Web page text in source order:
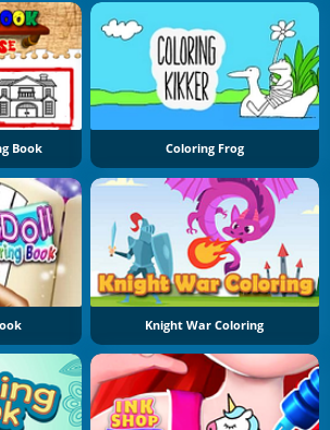
Book Coloring Frog
Knight War Coloring